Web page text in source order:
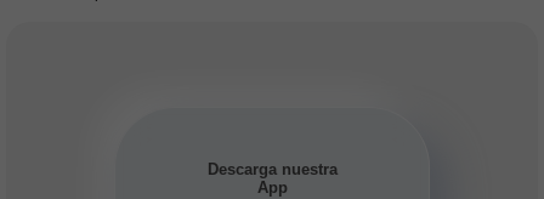
Descarga nuestra
App